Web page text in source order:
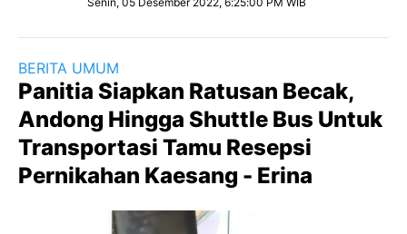
BERITA UMUM
Panitia Siapkan Ratusan Becak,
Andong Hingga Shuttle Bus Untuk
Transportasi Tamu Resepsi
Pernikahan Kaesang - Erina